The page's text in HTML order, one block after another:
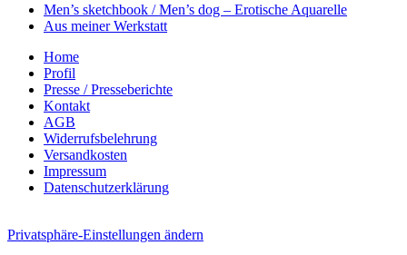
Men’s sketchbook / Men’s dog – Erotische Aquarelle
Aus meiner Werkstatt
Home
Profil
Presse / Presseberichte
Kontakt
AGB
Widerrufsbelehrung
Versandkosten
Impressum
Datenschutzerklärung
Privatsphäre-Einstellungen ändern